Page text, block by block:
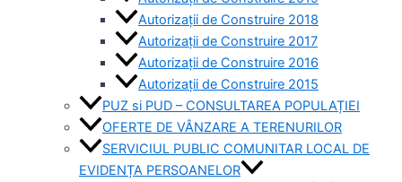
Autorizaţii de Construire 2018
Autorizaţii de Construire 2017
Autorizaţii de Construire 2016
Autorizaţii de Construire 2015
PUZ si PUD – CONSULTAREA POPULAȚIEI
OFERTE DE VÂNZARE A TERENURILOR
SERVICIUL PUBLIC COMUNITAR LOCAL DE
EVIDENȚA PERSOANELOR